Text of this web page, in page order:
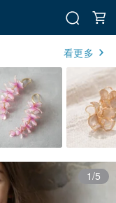
看更多
1/5